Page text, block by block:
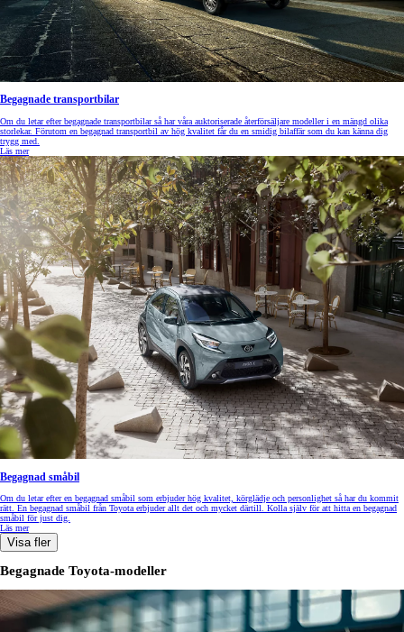
Begagnade transportbilar
Om du letar efter begagnade transportbilar så har våra auktoriserade återförsäljare modeller i en mängd olika
storlekar. Förutom en begagnad transportbil av hög kvalitet får du en smidig bilaffär som du kan känna dig
trygg med.
Läs mer
Begagnad småbil
Om du letar efter en begagnad småbil som erbjuder hög kvalitet, körglädje och personlighet så har du kommit
rätt. En begagnad småbil från Toyota erbjuder allt det och mycket därtill. Kolla själv för att hitta en begagnad
småbil för just dig.
Läs mer
Visa fler
Begagnade Toyota-modeller